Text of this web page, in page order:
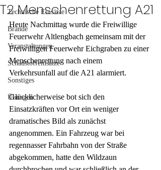
Technische Einsätze
Brände
Veranstaltungen
Schadstoffeinsätze
Sonstiges
Übungen
T2 Menschenrettung A21
Heute Nachmittag wurde die Freiwillige
Feuerwehr Altlengbach gemeinsam mit der
Freiwilligen Feuerwehr Eichgraben zu einer
Menschenrettung nach einem
Verkehrsunfall auf die A21 alarmiert.
Glücklicherweise bot sich den
Einsatzkräften vor Ort ein weniger
dramatisches Bild als zunächst
angenommen. Ein Fahrzeug war bei
regennasser Fahrbahn von der Straße
abgekommen, hatte den Wildzaun